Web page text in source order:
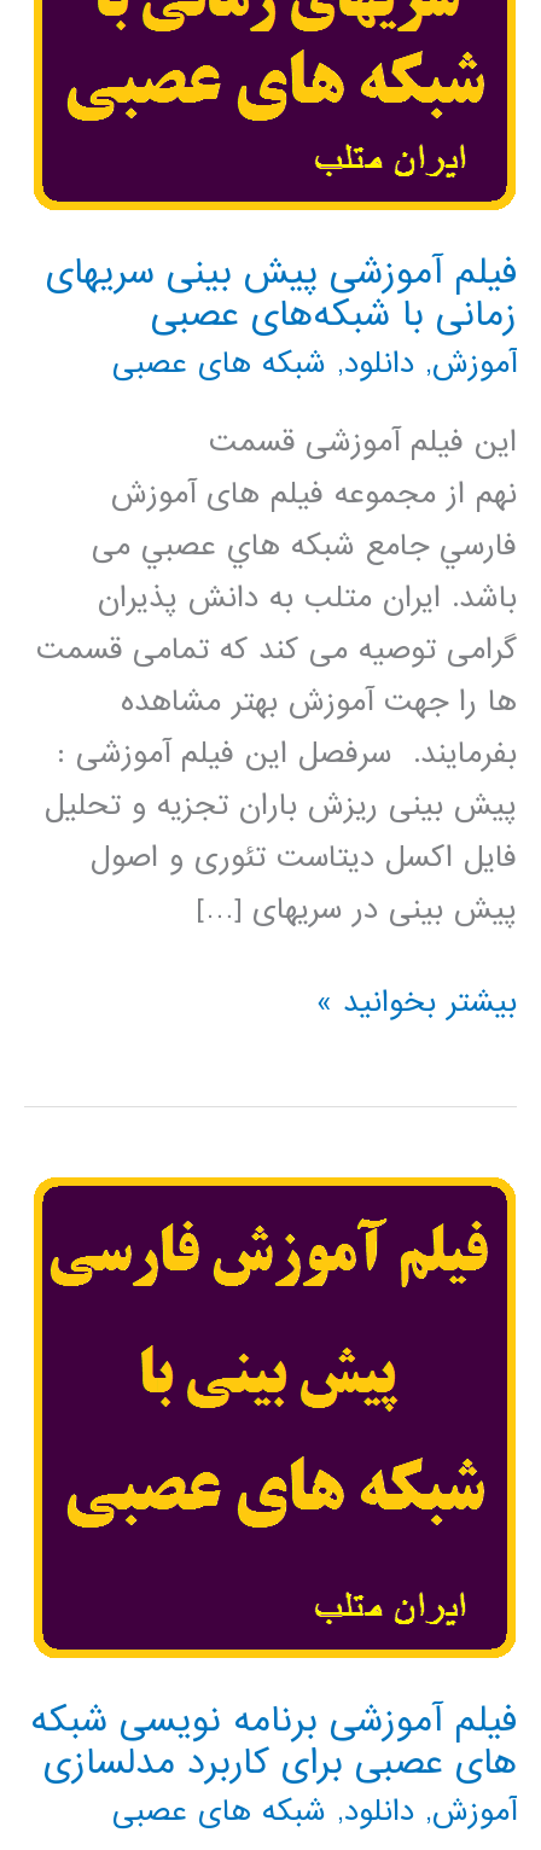
فیلم آموزشی پیش بینی سریهای
زمانی با شبکه‌های عصبی
آموزش, دانلود, شبکه های عصبی
این فیلم آموزشی قسمت
نهم از مجموعه فيلم های آموزش
فارسي جامع شبكه هاي عصبي می
باشد. ایران متلب به دانش پذیران
گرامی توصیه می کند که تمامی قسمت
ها را جهت آموزش بهتر مشاهده
بفرمایند. سرفصل این فیلم آموزشی :
پیش بینی ریزش باران تجزیه و تحلیل
فایل اکسل دیتاست تئوری و اصول
پیش بینی در سریهای […]
فیلم
پیش
سریهای
زمانی
بیشتر بخوانید »
فیلم آموزشی برنامه نویسی شبکه
های عصبی برای کاربرد مدلسازی
آموزش, دانلود, شبکه های عصبی